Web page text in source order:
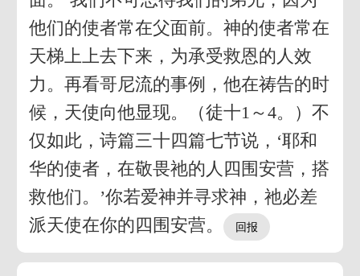
他们的使者常在父面前。神的使者常在
天梯上上去下来，为承受救恩的人效
力。再看哥尼流的事例，他在祷告的时
候，天使向他显现。（徒十1～4。）不
仅如此，诗篇三十四篇七节说，‘耶和
华的使者，在敬畏祂的人四围安营，搭
救他们。’你若爱神并寻求神，祂必差
派天使在你的四围安营。